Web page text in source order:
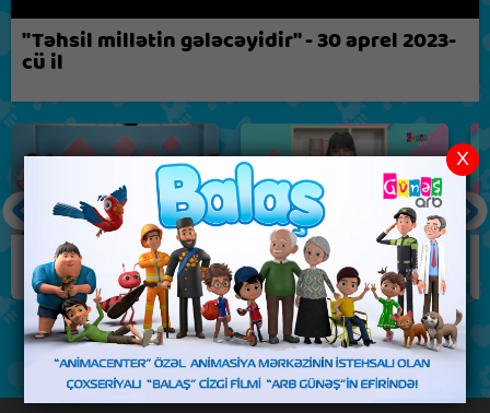
"Təhsil millətin gələcəyidir" - 30 aprel 2023-
cü il
X